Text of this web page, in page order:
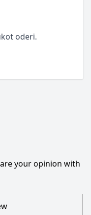
oderi.
your opinion with